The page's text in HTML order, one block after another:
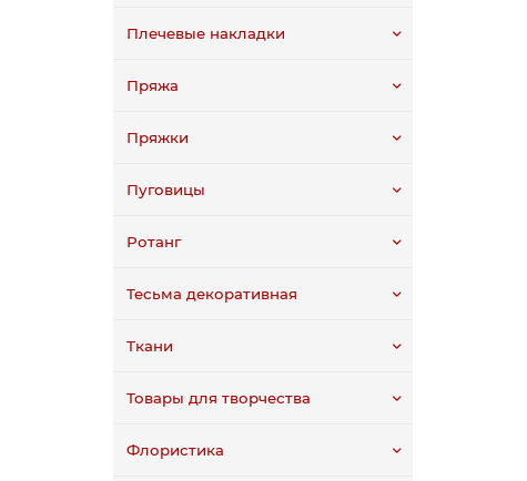
Плечевые накладки
Пряжа
Пряжки
Пуговицы
Ротанг
Тесьма декоративная
Ткани
Товары для творчества
Флористика